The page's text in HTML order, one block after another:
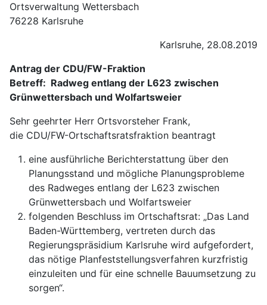
Ortsverwaltung Wettersbach
76228 Karlsruhe
Karlsruhe, 28.08.2019
Antrag der CDU/FW-Fraktion
Betreff: Radweg entlang der L623 zwischen
Grünwettersbach und Wolfartsweier
Sehr geehrter Herr Ortsvorsteher Frank,
die CDU/FW-Ortschaftsratsfraktion beantragt
eine ausführliche Berichterstattung über den
Planungsstand und mögliche Planungsprobleme
des Radweges entlang der L623 zwischen
Grünwettersbach und Wolfartsweier
folgenden Beschluss im Ortschaftsrat: „Das Land
Baden-Württemberg, vertreten durch das
Regierungspräsidium Karlsruhe wird aufgefordert,
das nötige Planfeststellungsverfahren kurzfristig
einzuleiten und für eine schnelle Bauumsetzung zu
sorgen“.